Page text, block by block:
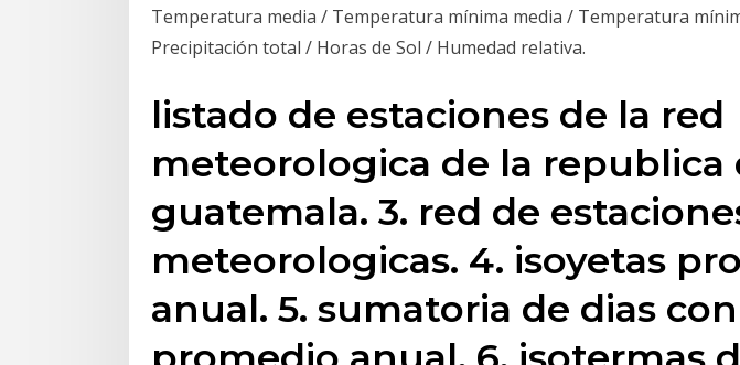
Temperatura media / Temperatura mínima media / Temperatura
Precipitación total / Horas de Sol / Humedad relativa.
listado de estaciones de la red
meteorologica de la republica
guatemala. 3. red de
meteorologicas. 4. isoyetas
anual. 5. sumatoria de dias